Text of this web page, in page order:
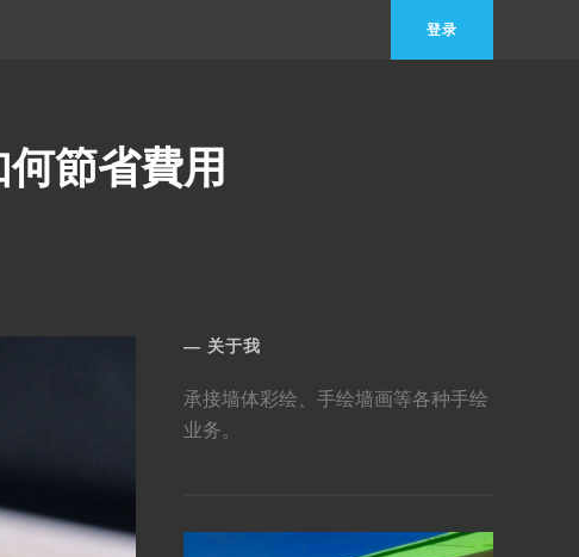
登录
節省費用
关于我
承接墙体彩绘、手绘墙画等各种手绘
业务。